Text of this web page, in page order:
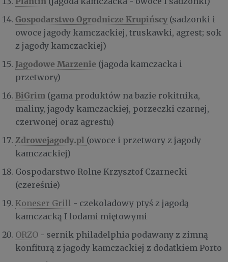
Gospodarstwo Ogrodnicze Krupińscy(sadzonki i
owoce jagody kamczackiej, truskawki, agrest; sok
z jagody kamczackiej)
Jagodowe Marzenie (jagoda kamczacka i
przetwory)
BiGrim (gama produktów na bazie rokitnika,
maliny, jagody kamczackiej, porzeczki czarnej,
czerwonej oraz agrestu)
Zdrowejagody.pl (owoce i przetwory z jagody
kamczackiej)
Gospodarstwo Rolne Krzysztof Czarnecki
(czereśnie)
Koneser Grill - czekoladowy ptyś z jagodą
kamczacką I lodami miętowymi
ORZO - sernik philadelphia podawany z zimną
konfiturą z jagody kamczackiej z dodatkiem Porto